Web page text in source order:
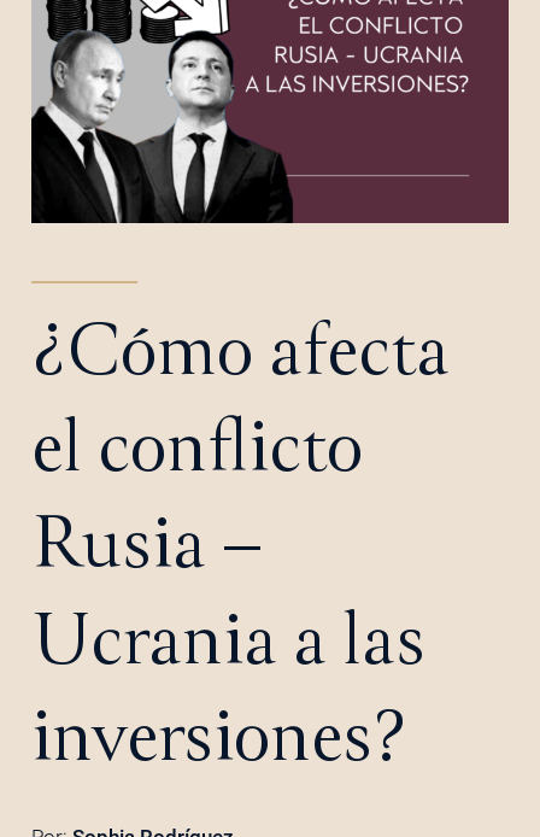
¿Cómo afecta
el conflicto
Rusia –
Ucrania a las
inversiones?